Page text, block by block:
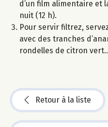
d’un film alimentaire et
nuit (12 h).
Pour servir filtrez,
avec des tranches
rondelles de citron
Retour à la liste